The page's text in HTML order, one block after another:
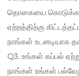
தொகையை கொடுக்க
ஏற்றத்திற்கு
நாங்கள் உடனடியாக
Q3. உங்கள் கப்பல்
நாங்கள் உங்கள்